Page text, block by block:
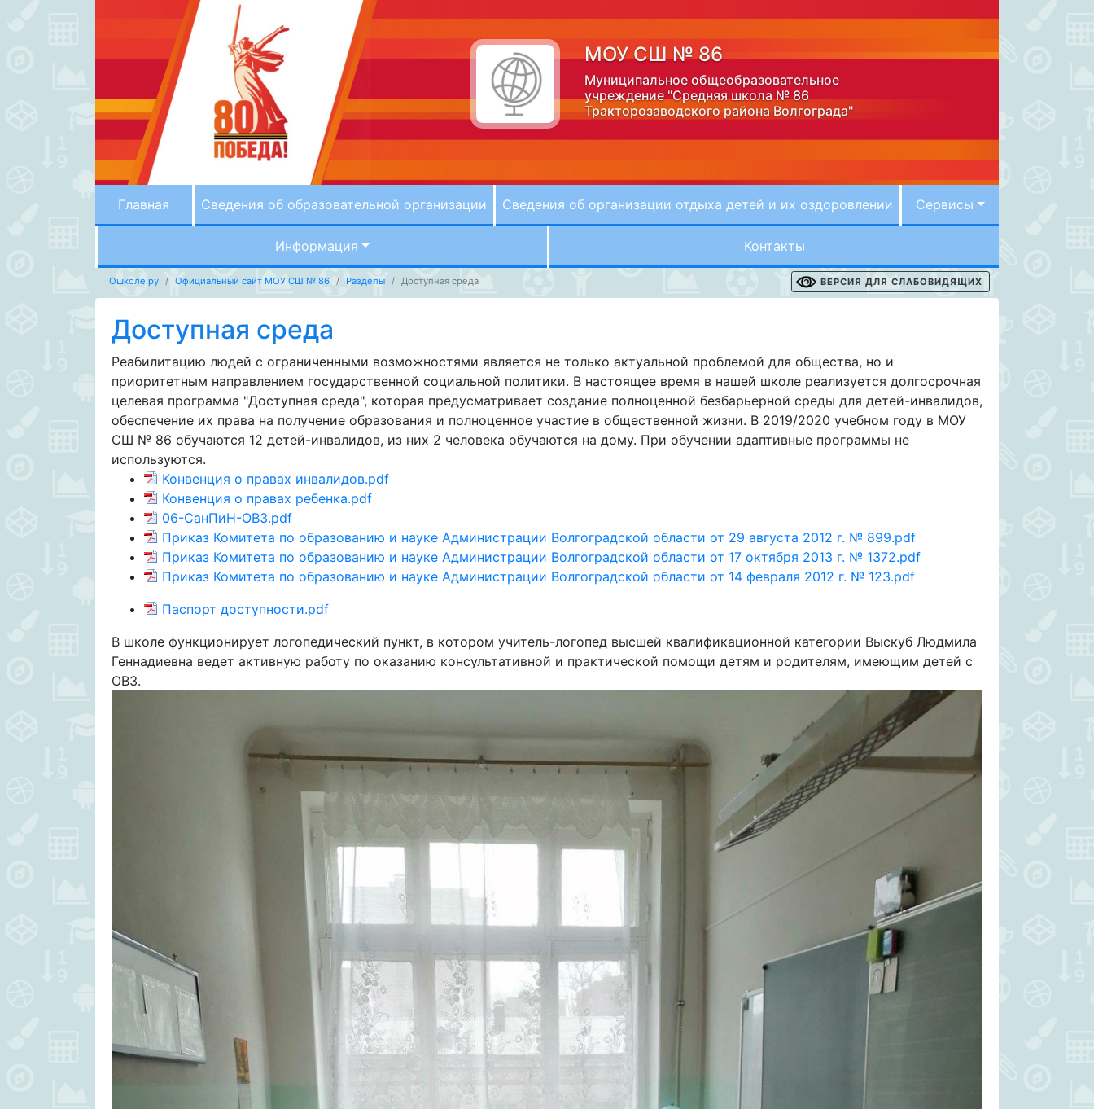
МОУ СШ № 86
Муниципальное общеобразовательное
учреждение "Средняя школа № 86
Тракторозаводского района Волгограда"
Главная Сведения об образовательной организации Сведения об организации отдыха детей и их оздоровлении Сервисы
Информация Контакты
Ошколе.ру Официальный сайт МОУ СШ № 86 Разделы Доступная среда ВЕРСИЯ ДЛЯ СЛАБОВИДЯЩИХ
Доступная среда
Реабилитацию людей с ограниченными возможностями является не только актуальной проблемой для общества, но и
приоритетным направлением государственной социальной политики. В настоящее время в нашей школе реализуется долгосрочная
целевая программа "Доступная среда", которая предусматривает создание полноценной безбарьерной среды для детей-инвалидов,
обеспечение их права на получение образования и полноценное участие в общественной жизни. В 2019/2020 учебном году в МОУ
СШ № 86 обучаются 12 детей-инвалидов, из них 2 человека обучаются на дому. При обучении адаптивные программы не
используются.
Конвенция о правах инвалидов.pdf
Конвенция о правах ребенка.pdf
06-СанПиН-ОВЗ.pdf
Приказ Комитета по образованию и науке Администрации Волгоградской области от 29 августа 2012 г. № 899.pdf
Приказ Комитета по образованию и науке Администрации Волгоградской области от 17 октября 2013 г. № 1372.pdf
Приказ Комитета по образованию и науке Администрации Волгоградской области от 14 февраля 2012 г. № 123.pdf
Паспорт доступности.pdf
В школе функционирует логопедический пункт, в котором учитель-логопед высшей квалификационной категории Выскуб Людмила
Геннадиевна ведет активную работу по оказанию консультативной и практической помощи детям и родителям, имеющим детей с
ОВЗ.